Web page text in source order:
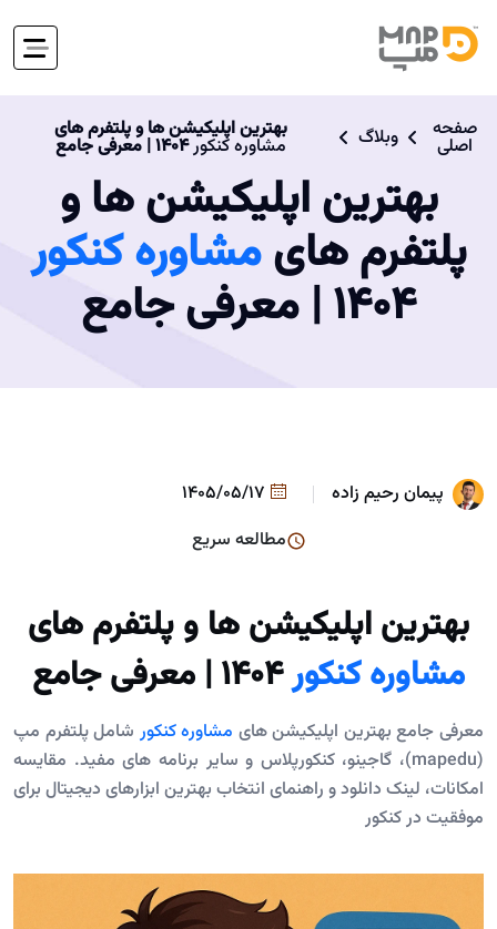
صفحه
اصلی وبلاگ بهترین اپلیکیشن ها و پلتفرم های
مشاوره کنکور1404 | معرفی جامع
بهترین اپلیکیشن ها و
پلتفرم هایمشاوره کنکور
1404 | معرفی جامع
پیمان رحیم زاده
مطالعه سریع
بهترین اپلیکیشن ها و پلتفرم های
مشاوره کنکور1404 | معرفی جامع
معرفی جامع بهترین اپلیکیشن های مشاوره کنکور شامل پلتفرم مپ
(mapedu)، گاجینو، کنکورپلاس و سایر برنامه های مفید. مقایسه
امکانات، لینک دانلود و راهنمای انتخاب بهترین ابزارهای دیجیتال برای
موفقیت در کنکور